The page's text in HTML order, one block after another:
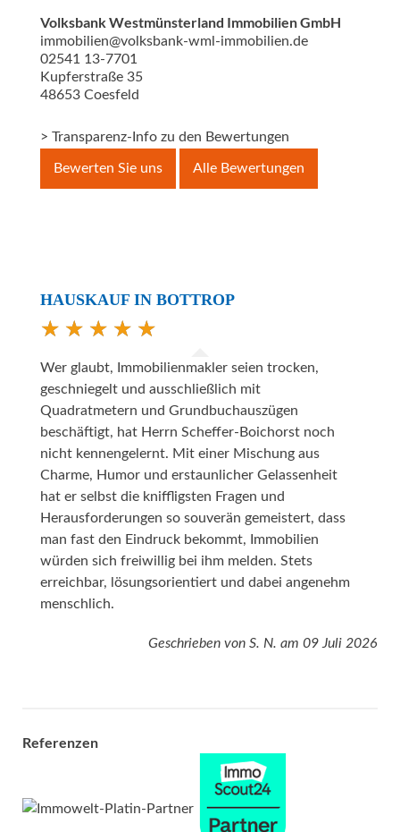
Volksbank Westmünsterland Immobilien GmbH
immobilien@volksbank-wml-immobilien.de
02541 13-7701
Kupferstraße 35
48653 Coesfeld
> Transparenz-Info zu den Bewertungen
Bewerten Sie uns Alle Bewertungen
HAUSKAUF IN BOTTROP
Wer glaubt, Immobilienmakler seien trocken,
geschniegelt und ausschließlich mit
Quadratmetern und Grundbuchauszügen
beschäftigt, hat Herrn Scheffer-Boichorst noch
nicht kennengelernt. Mit einer Mischung aus
Charme, Humor und erstaunlicher Gelassenheit
hat er selbst die kniffligsten Fragen und
Herausforderungen so souverän gemeistert, dass
man fast den Eindruck bekommt, Immobilien
würden sich freiwillig bei ihm melden. Stets
erreichbar, lösungsorientiert und dabei angenehm
menschlich.
Geschrieben von S. N. am 09 Juli 2026
Referenzen